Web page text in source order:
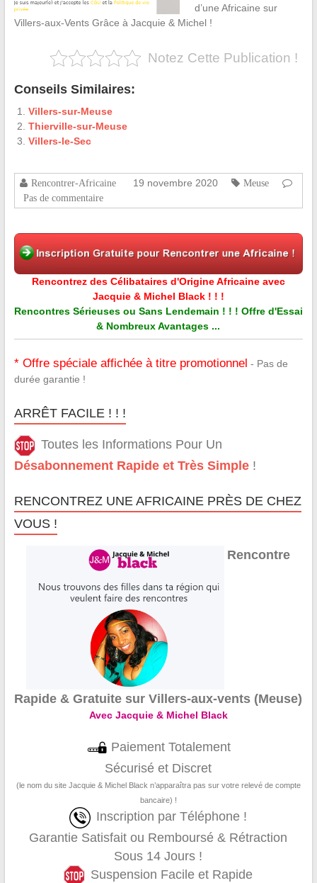
d’une Africaine sur
Villers-aux-Vents Grâce à Jacquie & Michel !
Notez Cette Publication !
Conseils Similaires:
Villers-sur-Meuse
Thierville-sur-Meuse
Villers-le-Sec
Rencontrer-Africaine 19 novembre 2020
Meuse
Pas de commentaire
Rencontrez des Célibataires d'Origine Africaine avec
Jacquie & Michel Black ! ! !
Rencontres Sérieuses ou Sans Lendemain ! ! ! Offre d'Essai
& Nombreux Avantages ...
* Offre spéciale affichée à titre promotionnel - Pas de
durée garantie !
ARRÊT FACILE ! ! !
Toutes les Informations Pour Un
Désabonnement Rapide et Très Simple!
RENCONTREZ UNE AFRICAINE PRÈS DE CHEZ
VOUS !
Rencontre
Rapide & Gratuite sur Villers-aux-vents (Meuse)
Avec Jacquie & Michel Black
Paiement Totalement
Sécurisé et Discret
(le nom du site Jacquie & Michel Black n’apparaîtra pas sur votre relevé de compte
bancaire) !
Inscription par Téléphone !
Garantie Satisfait ou Remboursé & Rétraction
Sous 14 Jours !
Suspension Facile et Rapide